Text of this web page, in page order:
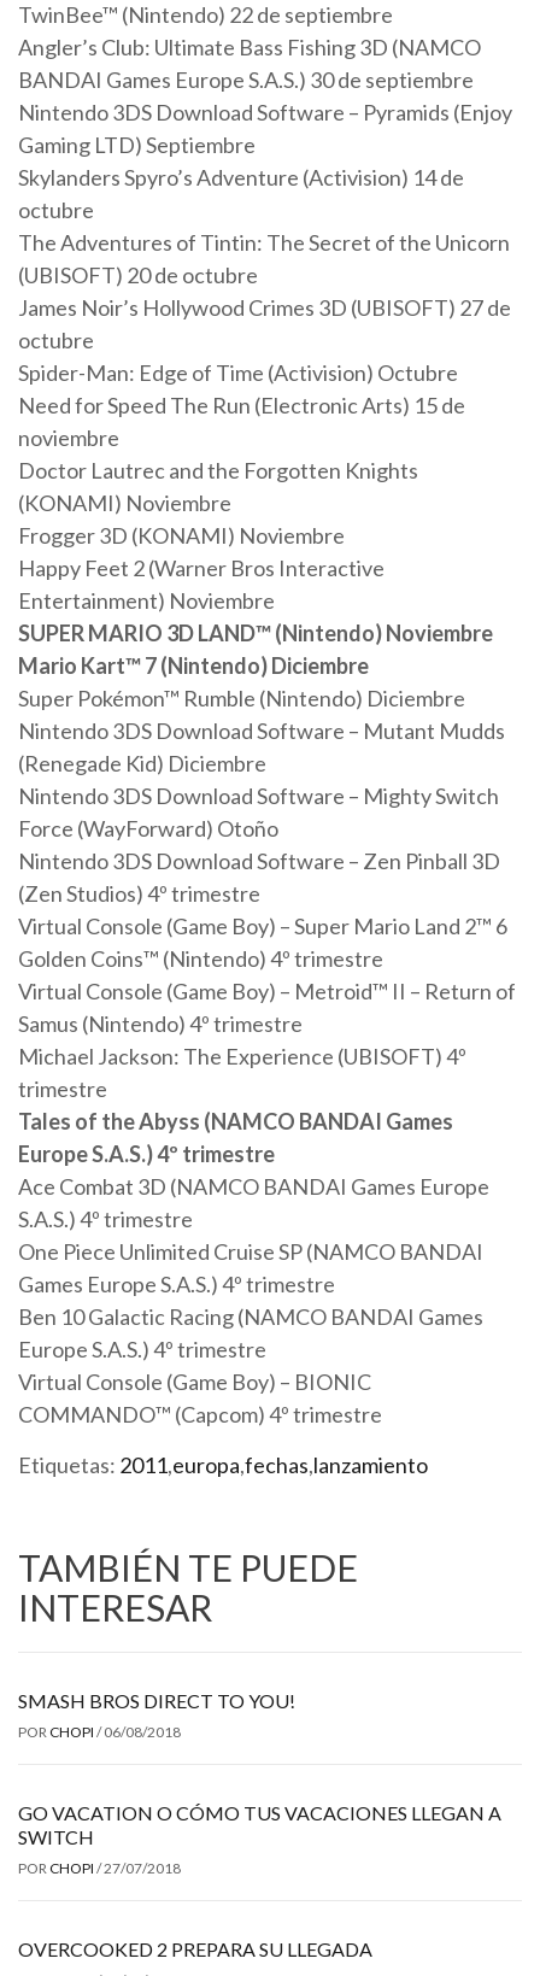
TwinBee™ (Nintendo) 22 de septiembre
Angler’s Club: Ultimate Bass Fishing 3D (NAMCO
BANDAI Games Europe S.A.S.) 30 de septiembre
Nintendo 3DS Download Software – Pyramids (Enjoy
Gaming LTD) Septiembre
Skylanders Spyro’s Adventure (Activision) 14 de
octubre
The Adventures of Tintin: The Secret of the Unicorn
(UBISOFT) 20 de octubre
James Noir’s Hollywood Crimes 3D (UBISOFT) 27 de
octubre
Spider-Man: Edge of Time (Activision) Octubre
Need for Speed The Run (Electronic Arts) 15 de
noviembre
Doctor Lautrec and the Forgotten Knights
(KONAMI) Noviembre
Frogger 3D (KONAMI) Noviembre
Happy Feet 2 (Warner Bros Interactive
Entertainment) Noviembre
SUPER MARIO 3D LAND™ (Nintendo) Noviembre
Mario Kart™ 7 (Nintendo) Diciembre
Super Pokémon™ Rumble (Nintendo) Diciembre
Nintendo 3DS Download Software – Mutant Mudds
(Renegade Kid) Diciembre
Nintendo 3DS Download Software – Mighty Switch
Force (WayForward) Otoño
Nintendo 3DS Download Software – Zen Pinball 3D
(Zen Studios) 4º trimestre
Virtual Console (Game Boy) – Super Mario Land 2™ 6
Golden Coins™ (Nintendo) 4º trimestre
Virtual Console (Game Boy) – Metroid™ II – Return of
Samus (Nintendo) 4º trimestre
Michael Jackson: The Experience (UBISOFT) 4º
trimestre
Tales of the Abyss (NAMCO BANDAI Games
Europe S.A.S.) 4º trimestre
Ace Combat 3D (NAMCO BANDAI Games Europe
S.A.S.) 4º trimestre
One Piece Unlimited Cruise SP (NAMCO BANDAI
Games Europe S.A.S.) 4º trimestre
Ben 10 Galactic Racing (NAMCO BANDAI Games
Europe S.A.S.) 4º trimestre
Virtual Console (Game Boy) – BIONIC
COMMANDO™ (Capcom) 4º trimestre
Etiquetas: 2011,europa,fechas,lanzamiento
TAMBIÉN TE PUEDE
INTERESAR
SMASH BROS DIRECT TO YOU!
POR CHOPI / 06/08/2018
GO VACATION O CÓMO TUS VACACIONES LLEGAN A
SWITCH
POR CHOPI /27/07/2018
OVERCOOKED 2 PREPARA SU LLEGADA